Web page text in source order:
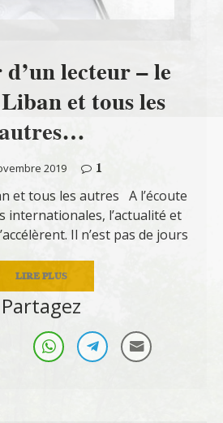
lecteur – le
et tous les
autres…
2019
1
et tous les autres A l’écoute
internationales, l’actualité et
Il n’est pas de jours
LIRE PLUS
Partagez